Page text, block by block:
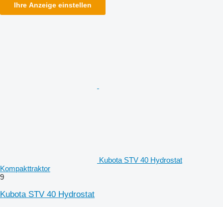
Ihre Anzeige einstellen
Kubota STV 40 Hydrostat
Kompakttraktor
9
Kubota STV 40 Hydrostat